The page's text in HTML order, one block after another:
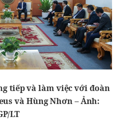
tiếp và làm việc với đoàn
và Hùng Nhơn – Ảnh:
LT